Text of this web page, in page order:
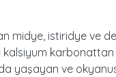
midye, istiridye ve
kalsiyum
yaşayan ve